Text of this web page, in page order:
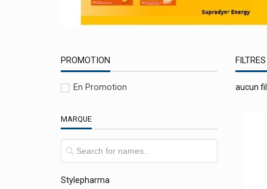
PROMOTION
En Promotion
MARQUE
Sorbact
Spitzner
Stada
Sterimar
Stilaxx Contre La Toux
Strepsils, Strepfen Maux De Gorge
Stylepharma
aucun